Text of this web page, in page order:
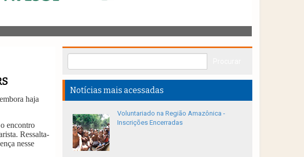
haja
encontro
Ressalta-
nesse
Notícias mais acessadas
Voluntariado na Região Amazônica -
Inscrições Encerradas